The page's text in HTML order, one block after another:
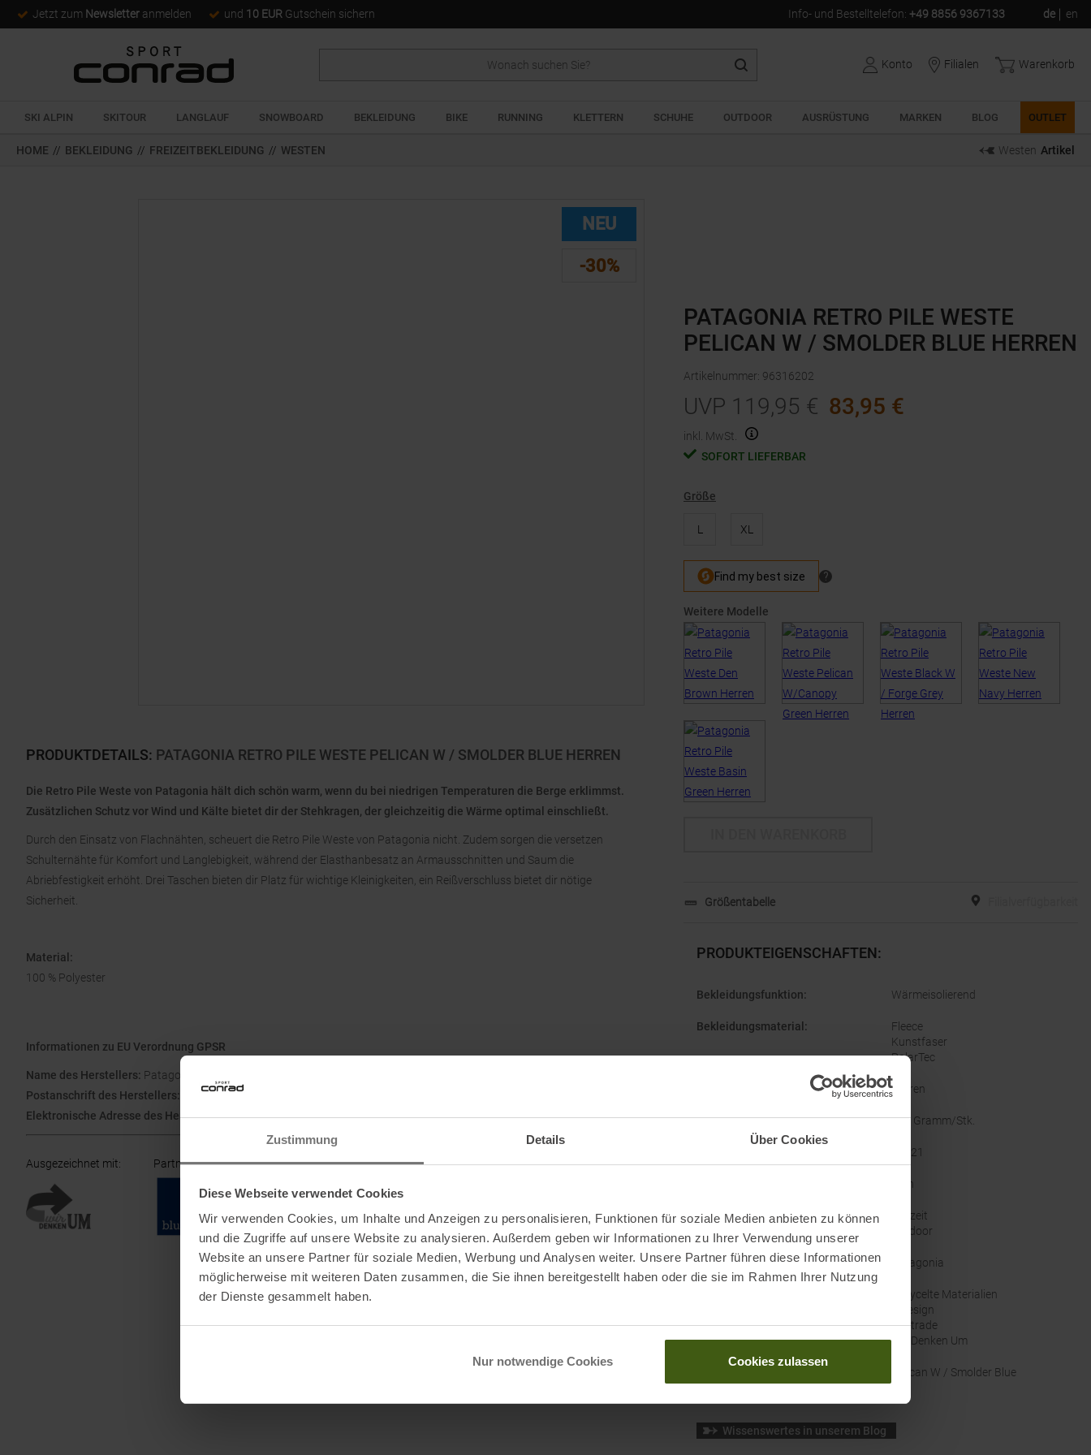
Zustimmung Details Über Cookies
Diese Webseite verwendet Cookies
Wir verwenden Cookies, um Inhalte und Anzeigen zu personalisieren, Funktionen für soziale Medien anbieten zu können
und die Zugriffe auf unsere Website zu analysieren. Außerdem geben wir Informationen zu Ihrer Verwendung unserer
Website an unsere Partner für soziale Medien, Werbung und Analysen weiter. Unsere Partner führen diese Informationen
möglicherweise mit weiteren Daten zusammen, die Sie ihnen bereitgestellt haben oder die sie im Rahmen Ihrer Nutzung
der Dienste gesammelt haben.
Nur notwendige Cookies Cookies zulassen
Jetzt zum Newsletter anmelden und 10 EUR Gutschein sichern Info- und Bestelltelefon: +49 8856 9367133 de en
Konto Filialen Warenkorb
SKI ALPIN SKITOUR LANGLAUF SNOWBOARD BEKLEIDUNG BIKE RUNNING KLETTERN SCHUHE OUTDOOR AUSRÜSTUNG MARKEN BLOG OUTLET
HOME // BEKLEIDUNG // FREIZEITBEKLEIDUNG // WESTEN Westen Artikel
NEU
-30%
PRODUKTDETAILS: PATAGONIA RETRO PILE WESTE PELICAN W / SMOLDER BLUE HERREN
Die Retro Pile Weste von Patagonia hält dich schön warm, wenn du bei niedrigen Temperaturen die Berge erklimmst.
Zusätzlichen Schutz vor Wind und Kälte bietet dir der Stehkragen, der gleichzeitig die Wärme optimal einschließt.
Durch den Einsatz von Flachnähten, scheuert die Retro Pile Weste von Patagonia nicht. Zudem sorgen die versetzen
Schulternähte für Komfort und Langlebigkeit, während der Elasthanbesatz an Armausschnitten und Saum die
Abriebfestigkeit erhöht. Drei Taschen bieten dir Platz für wichtige Kleinigkeiten, ein Reißverschluss bietet dir nötige
Sicherheit.
Material:
100 % Polyester
Informationen zu EU Verordnung GPSR
Name des Herstellers: Patagonia Europe Coöperatief U.A.
Postanschrift des Herstellers:
Jollemanhof 11 - 1st floor, 1019 GW, Amsterdam, NL
Elektronische Adresse des Herstellers:directsales.europe@patagonia.com
Ausgezeichnet mit: Partner von:
PATAGONIA RETRO PILE WESTE
PELICAN W / SMOLDER BLUE HERREN
Artikelnummer: 96316202
UVP 119,95 € 83,95 €
inkl. MwSt.
SOFORT LIEFERBAR
Größe
L XL
Weitere Modelle
Größentabelle
PRODUKTEIGENSCHAFTEN:
Bekleidungsfunktion: Wärmeisolierend
Bekleidungsmaterial :
Fleece
Kunstfaser
PolarTec
Herren
Gewicht: 363 Gramm/Stk.
22821
Nein
Kategorien:
Freizeit
Outdoor
Marke : Patagonia
Recycelte Materialien
Bluesign
Fairtrade
Wir Denken Um
Pelican W / Smolder Blue
Wissenswertes in unserem Blog